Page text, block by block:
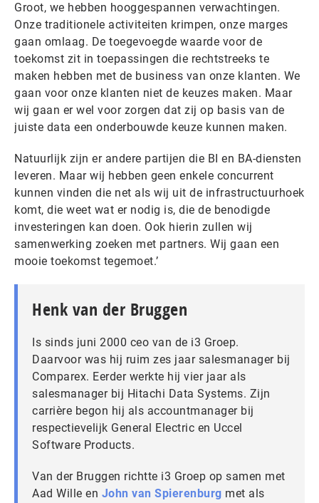
Groot, we hebben hooggespannen verwachtingen.
Onze traditionele activiteiten krimpen, onze marges
gaan omlaag. De toegevoegde waarde voor de
toekomst zit in toepassingen die rechtstreeks te
maken hebben met de business van onze klanten. We
gaan voor onze klanten niet de keuzes maken. Maar
wij gaan er wel voor zorgen dat zij op basis van de
juiste data een onderbouwde keuze kunnen maken.
Natuurlijk zijn er andere partijen die BI en BA-diensten
leveren. Maar wij hebben geen enkele concurrent
kunnen vinden die net als wij uit de infrastructuurhoek
komt, die weet wat er nodig is, die de benodigde
investeringen kan doen. Ook hierin zullen wij
samenwerking zoeken met partners. Wij gaan een
mooie toekomst tegemoet.’
Henk van der Bruggen
Is sinds juni 2000 ceo van de i3 Groep.
Daarvoor was hij ruim zes jaar salesmanager bij
Comparex. Eerder werkte hij vier jaar als
salesmanager bij Hitachi Data Systems. Zijn
carrière begon hij als accountmanager bij
respectievelijk General Electric en Uccel
Software Products.
Van der Bruggen richtte i3 Groep op samen met
Aad Wille en John van Spierenburg met als